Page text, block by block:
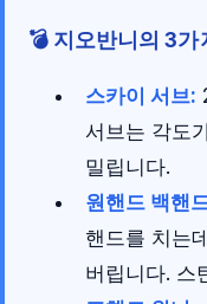
💣 지오반니의 3
스카이 서브:
서브는 각도
밀립니다.
원핸드 백핸
핸드를 치는
버립니다. 스